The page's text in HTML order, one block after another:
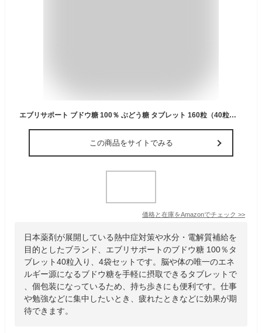
エブリサポート ブドウ糖 100％ ぶどう糖 タブレット 160粒（40粒入×4袋）大容量セット 個包装
この商品をサイトでみる
価格と在庫をAmazonでチェック >>
日本薬剤が展開している熱中症対策や水分・電解質補給を
目的としたブランド、エブリサポートのブドウ糖 100％タ
ブレット40粒入り、4袋セットです。脳や体の唯一のエネ
ルギー源になるブドウ糖を手軽に摂取できるタブレットで
、個包装になっているため、持ち歩きにも便利です。仕事
や勉強などに集中したいとき、疲れたときなどに効果が期
待できます。